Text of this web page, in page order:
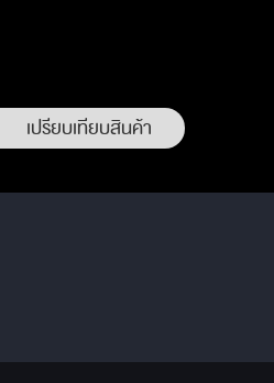
เปรียบเทียบสินค้า